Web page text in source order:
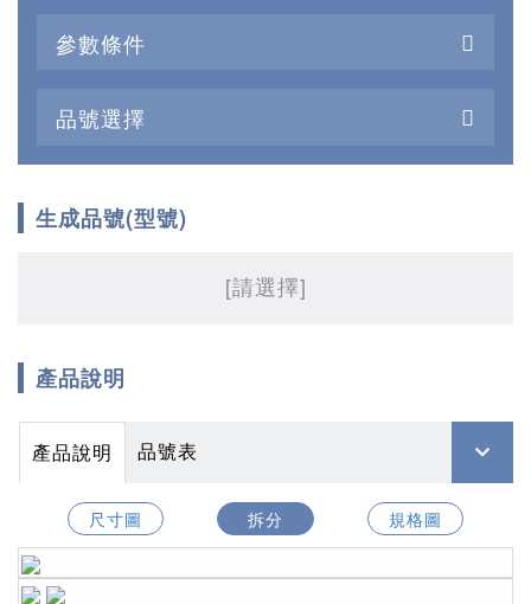
參數條件
品號選擇
生成品號(型號)
[請選擇]
產品說明
產品說明 品號表
尺寸圖 拆分 規格圖